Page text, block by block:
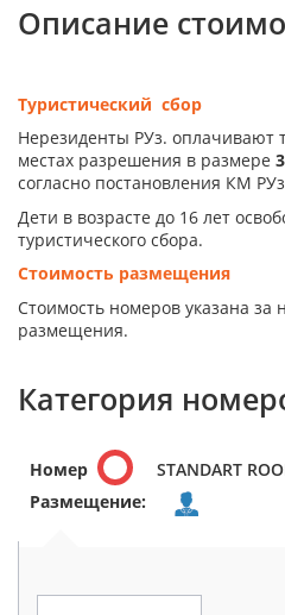
Описание
Туристический сбор
Нерезиденты РУз. оплачивают
местах разрешения в размере
согласно постановления КМ
Дети в возрасте до 16 лет
туристического сбора.
Стоимость размещения
Стоимость номеров указана за
размещения.
Категория
Номер
STANDART
Размещение: